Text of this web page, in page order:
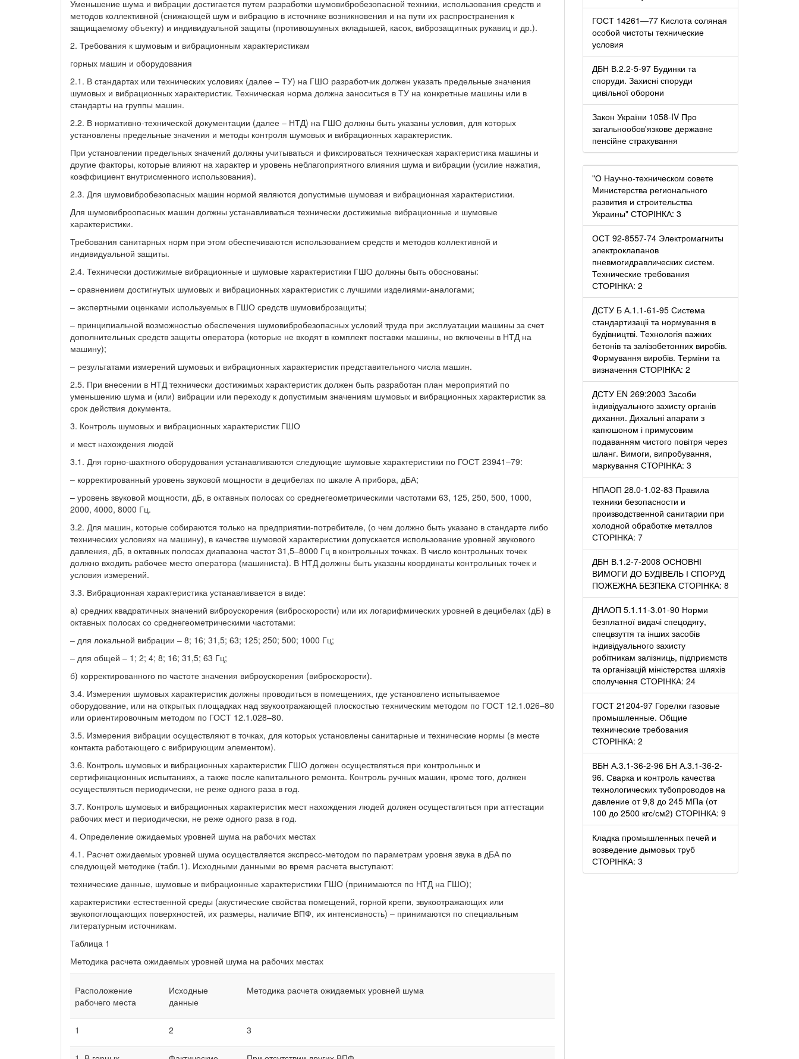
Уменьшение шума и вибрации достигается путем разработки шумовибробезопасной техники, использования средств и
методов коллективной (снижающей шум и вибрацию в источнике возникновения и на пути их распространения к
защищаемому объекту) и индивидуальной защиты (противошумных вкладышей, касок, виброзащитных рукавиц и др.).
2. Требования к шумовым и вибрационным характеристикам
горных машин и оборудования
2.1. В стандартах или технических условиях (далее – ТУ) на ГШО разработчик должен указать предельные значения
шумовых и вибрационных характеристик. Техническая норма должна заноситься в ТУ на конкретные машины или в
стандарты на группы машин.
2.2. В нормативно-технической документации (далее – НТД) на ГШО должны быть указаны условия, для которых
установлены предельные значения и методы контроля шумовых и вибрационных характеристик.
При установлении предельных значений должны учитываться и фиксироваться техническая характеристика машины и
другие факторы, которые влияют на характер и уровень неблагоприятного влияния шума и вибрации (усилие нажатия,
коэффициент внутрисменного использования).
2.3. Для шумовибробезопасных машин нормой являются допустимые шумовая и вибрационная характеристики.
Для шумовиброопасных машин должны устанавливаться технически достижимые вибрационные и шумовые
характеристики.
Требования санитарных норм при этом обеспечиваются использованием средств и методов коллективной и
индивидуальной защиты.
2.4. Технически достижимые вибрационные и шумовые характеристики ГШО должны быть обоснованы:
– сравнением достигнутых шумовых и вибрационных характеристик с лучшими изделиями-аналогами;
– экспертными оценками используемых в ГШО средств шумовиброзащиты;
– принципиальной возможностью обеспечения шумовибробезопасных условий труда при эксплуатации машины за счет
дополнительных средств защиты оператора (которые не входят в комплект поставки машины, но включены в НТД на
машину);
– результатами измерений шумовых и вибрационных характеристик представительного числа машин.
2.5. При внесении в НТД технически достижимых характеристик должен быть разработан план мероприятий по
уменьшению шума и (или) вибрации или переходу к допустимым значениям шумовых и вибрационных характеристик за
срок действия документа.
3. Контроль шумовых и вибрационных характеристик ГШО
и мест нахождения людей
3.1. Для горно-шахтного оборудования устанавливаются следующие шумовые характеристики по ГОСТ 23941–79:
– корректированный уровень звуковой мощности в децибелах по шкале А прибора, дБА;
– уровень звуковой мощности, дБ, в октавных полосах со среднегеометрическими частотами 63, 125, 250, 500, 1000,
2000, 4000, 8000 Гц.
3.2. Для машин, которые собираются только на предприятии-потребителе, (о чем должно быть указано в стандарте либо
технических условиях на машину), в качестве шумовой характеристики допускается использование уровней звукового
давления, дБ, в октавных полосах диапазона частот 31,5–8000 Гц в контрольных точках. В число контрольных точек
должно входить рабочее место оператора (машиниста). В НТД должны быть указаны координаты контрольных точек и
условия измерений.
3.3. Вибрационная характеристика устанавливается в виде:
а) средних квадратичных значений виброускорения (виброскорости) или их логарифмических уровней в децибелах (дБ) в
октавных полосах со среднегеометрическими частотами:
– для локальной вибрации – 8; 16; 31,5; 63; 125; 250; 500; 1000 Гц;
– для общей – 1; 2; 4; 8; 16; 31,5; 63 Гц;
б) корректированного по частоте значения виброускорения (виброскорости).
3.4. Измерения шумовых характеристик должны проводиться в помещениях, где установлено испытываемое
оборудование, или на открытых площадках над звукоотражающей плоскостью техническим методом по ГОСТ 12.1.026–80
или ориентировочным методом по ГОСТ 12.1.028–80.
3.5. Измерения вибрации осуществляют в точках, для которых установлены санитарные и технические нормы (в месте
контакта работающего с вибрирующим элементом).
3.6. Контроль шумовых и вибрационных характеристик ГШО должен осуществляться при контрольных и
сертификационных испытаниях, а также после капитального ремонта. Контроль ручных машин, кроме того, должен
осуществляться периодически, не реже одного раза в год.
3.7. Контроль шумовых и вибрационных характеристик мест нахождения людей должен осуществляться при аттестации
рабочих мест и периодически, не реже одного раза в год.
4. Определение ожидаемых уровней шума на рабочих местах
4.1. Расчет ожидаемых уровней шума осуществляется экспресс-методом по параметрам уровня звука в дБА по
следующей методике (табл.1). Исходными данными во время расчета выступают:
технические данные, шумовые и вибрационные характеристики ГШО (принимаются по НТД на ГШО);
характеристики естественной среды (акустические свойства помещений, горной крепи, звукоотражающих или
звукопоглощающих поверхностей, их размеры, наличие ВПФ, их интенсивность) – принимаются по специальным
литературным источникам.
Таблица 1
Методика расчета ожидаемых уровней шума на рабочих местах
Расположение
рабочего места
Исходные
данные
Методика расчета ожидаемых уровней шума
1 2 3
ГОСТ 14261—77 Кислота соляная
особой чистоты технические
условия
ДБН В.2.2-5-97 Будинки та
споруди. Захисні споруди
цивільної оборони
Закон України 1058-IV Про
загальнообов'язкове державне
пенсійне страхування
"О Научно-техническом совете
Министерства регионального
развития и строительства
Украины" СТОРІНКА: 3
ОСТ 92-8557-74 Электромагниты
электроклапанов
пневмогидравлических систем.
Технические требования
СТОРІНКА: 2
ДСТУ Б А.1.1-61-95 Система
стандартизаціі та нормування в
будівництві. Технологія важких
бетонів та залізобетонних виробів.
Формування виробів. Терміни та
визначення СТОРІНКА: 2
ДСТУ EN 269:2003 Засоби
індивідуального захисту органів
дихання. Дихальні апарати з
капюшоном і примусовим
подаванням чистого повітря через
шланг. Вимоги, випробування,
маркування СТОРІНКА: 3
НПАОП 28.0-1.02-83 Правила
техники безопасности и
производственной санитарии при
холодной обработке металлов
СТОРІНКА: 7
ДБН В.1.2-7-2008 ОСНОВНІ
ВИМОГИ ДО БУДІВЕЛЬ І СПОРУД
ПОЖЕЖНА БЕЗПЕКА СТОРІНКА: 8
ДНАОП 5.1.11-3.01-90 Норми
безплатної видачі спецодягу,
спецвзуття та інших засобів
індивідуального захисту
робітникам залізниць, підприємств
та організацій міністерства шляхів
сполучення СТОРІНКА: 24
ГОСТ 21204-97 Горелки газовые
промышленные. Общие
технические требования
СТОРІНКА: 2
ВБН А.3.1-36-2-96 БН А.3.1-36-2-
96. Сварка и контроль качества
технологических тубопроводов на
давление от 9,8 до 245 МПа (от
100 до 2500 кгс/см2) СТОРІНКА: 9
Кладка промышленных печей и
возведение дымовых труб
СТОРІНКА: 3